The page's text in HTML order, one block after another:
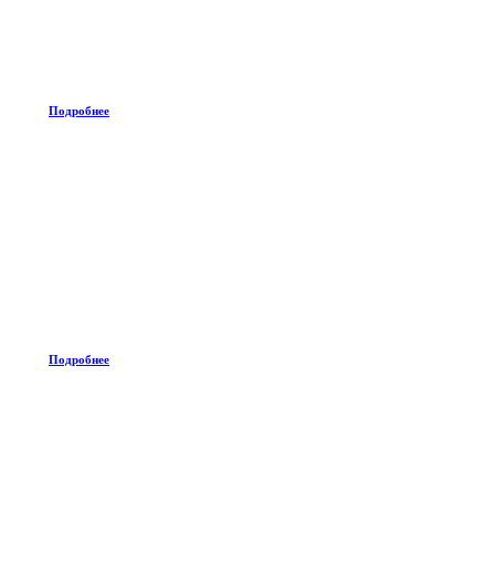
Подробнее
Подробнее